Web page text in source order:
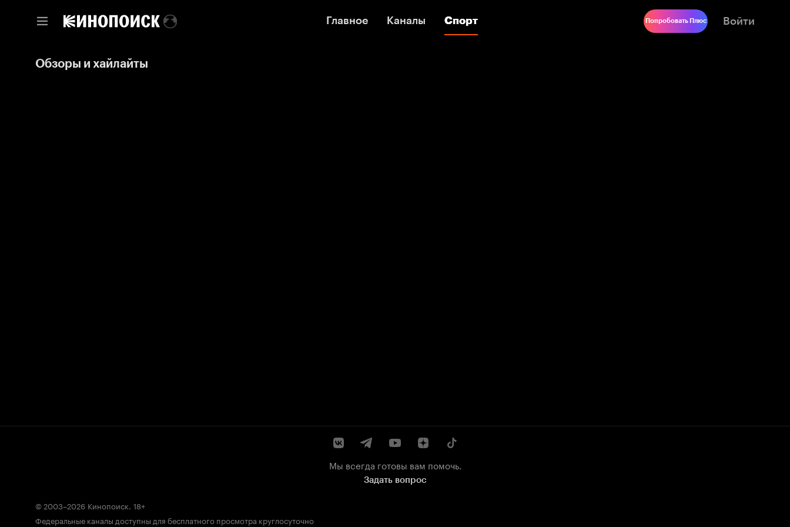
Главное Каналы Спорт
Главное Каналы Спорт Попробовать Плюс Войти
Обзоры и хайлайты
Мы всегда готовы вам помочь.
Задать вопрос
© 2003–2026 Кинопоиск. 18+
Федеральные каналы доступны для бесплатного просмотра круглосуточно